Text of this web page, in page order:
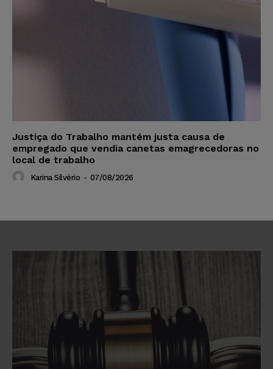
Justiça do Trabalho mantém justa causa de
empregado que vendia canetas emagrecedoras no
local de trabalho
Karina Silvério - 07/08/2026